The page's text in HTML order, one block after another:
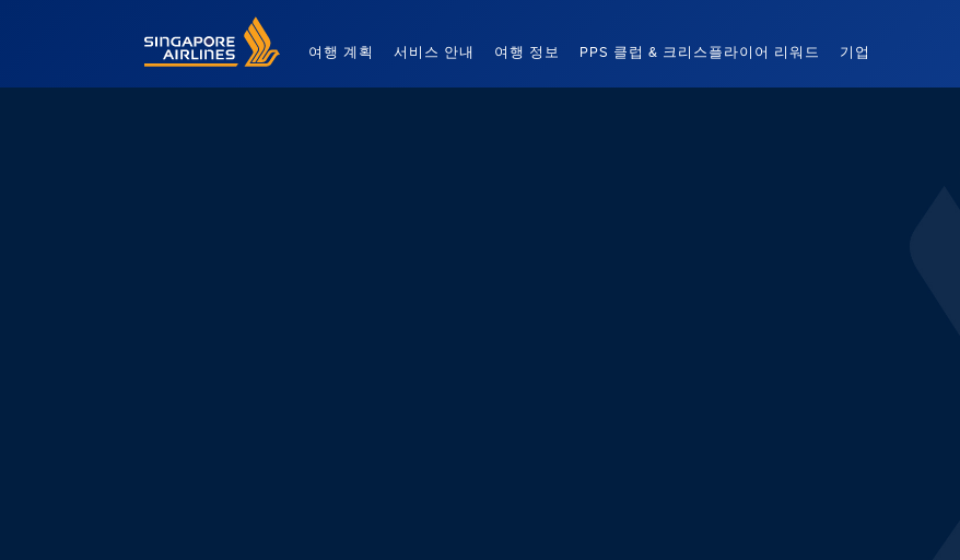
Singapore Airlines Home
여행 계획 서비스 안내 여행 정보 PPS 클럽 & 크리스플라이어 리워드 기업